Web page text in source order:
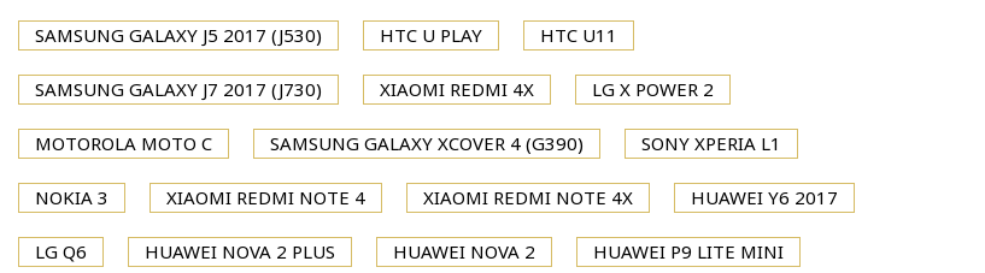
SAMSUNG GALAXY J5 2017 (J530) HTC U PLAY HTC U11
SAMSUNG GALAXY J7 2017 (J730) XIAOMI REDMI 4X LG X POWER 2
MOTOROLA MOTO C SAMSUNG GALAXY XCOVER 4 (G390) SONY XPERIA L1
NOKIA 3 XIAOMI REDMI NOTE 4 XIAOMI REDMI NOTE 4X HUAWEI Y6 2017
LG Q6 HUAWEI NOVA 2 PLUS HUAWEI NOVA 2 HUAWEI P9 LITE MINI